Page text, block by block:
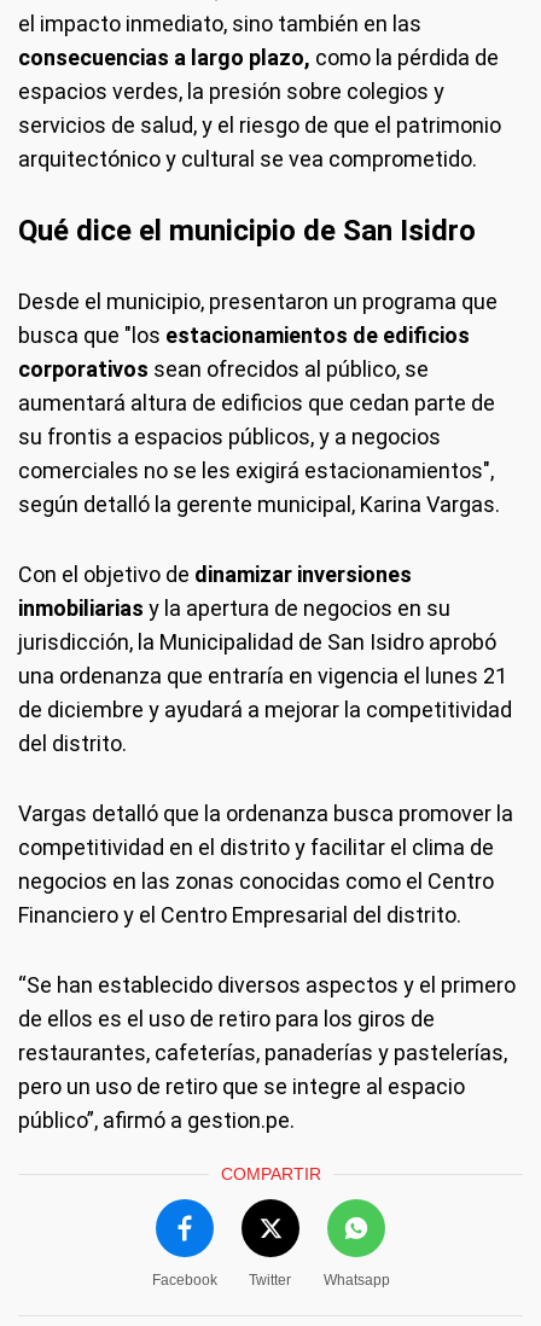
el impacto inmediato, sino también en las
consecuencias a largo plazo, como la pérdida de
espacios verdes, la presión sobre colegios y
servicios de salud, y el riesgo de que el patrimonio
arquitectónico y cultural se vea comprometido.
Qué dice el municipio de San Isidro
Desde el municipio, presentaron un programa que
busca que "los estacionamientos de edificios
corporativos sean ofrecidos al público, se
aumentará altura de edificios que cedan parte de
su frontis a espacios públicos, y a negocios
comerciales no se les exigirá estacionamientos",
según detalló la gerente municipal, Karina Vargas.
Con el objetivo de dinamizar inversiones
inmobiliarias y la apertura de negocios en su
jurisdicción, la Municipalidad de San Isidro aprobó
una ordenanza que entraría en vigencia el lunes 21
de diciembre y ayudará a mejorar la competitividad
del distrito.
Vargas detalló que la ordenanza busca promover la
competitividad en el distrito y facilitar el clima de
negocios en las zonas conocidas como el Centro
Financiero y el Centro Empresarial del distrito.
“Se han establecido diversos aspectos y el primero
de ellos es el uso de retiro para los giros de
restaurantes, cafeterías, panaderías y pastelerías,
pero un uso de retiro que se integre al espacio
público”, afirmó a gestion.pe.
COMPARTIR
Facebook Twitter Whatsapp